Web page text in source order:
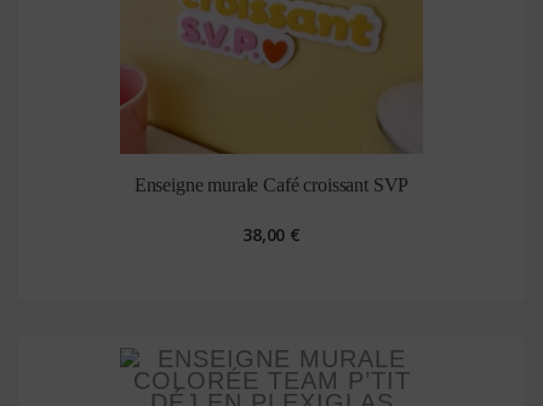
Enseigne murale Café croissant SVP
38,00 €